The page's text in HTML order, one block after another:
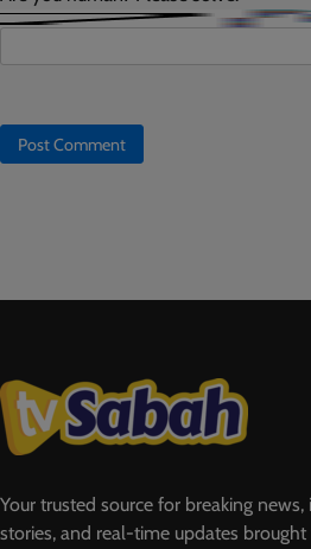
Your trusted source for breaking
stories, and real-time updates